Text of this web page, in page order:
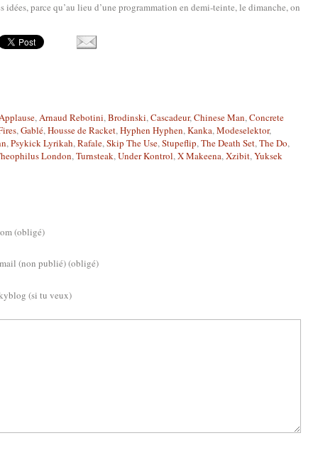
parce qu’au lieu d’une programmation en demi-teinte, le dimanche, on
,Arnaud Rebotini,Brodinski,Cascadeur,Chinese Man,Concrete
,Gablé,Housse de Racket,Hyphen Hyphen,Kanka,Modeselektor,
,Psykick Lyrikah,Rafale,Skip The Use,Stupeflip,The Death Set,The Do,
London,Turnsteak,Under Kontrol,X Makeena,Xzibit,Yuksek
(obligé)
(non publié) (obligé)
(si tu veux)